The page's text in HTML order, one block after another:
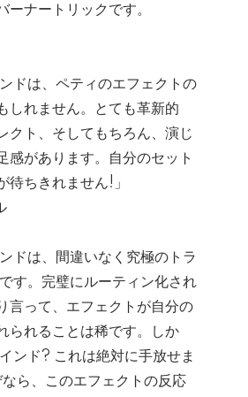
ーナートリックです。
ドは、ペティのエフェクトの
しれません。とても革新的
クト、そしてもちろん、演じ
感があります。自分のセット
待ちきれません!」
ドは、間違いなく究極のトラ
す。完璧にルーティン化され
言って、エフェクトが自分の
られることは稀です。しか
ンド? これは絶対に手放せま
ら、このエフェクトの反応